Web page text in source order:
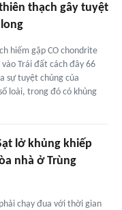
thạch gây tuyệt
hiếm gặp CO chondrite
Trái đất cách đây 66
sự tuyệt chủng của
loài, trong đó có khủng
lở khủng khiếp
nhà ở Trùng
chạy đua với thời gian